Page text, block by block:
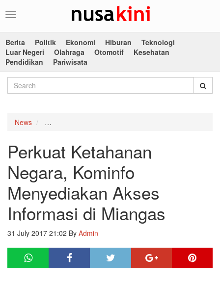
Toggle
Berita
Politik Ekonomi Hiburan
Teknologi
Luar Negeri
Olahraga Otomotif
Kesehatan
Pendidikan
Pariwisata
News
Perkuat Ketahanan
Negara, Kominfo
Menyediakan Akses
Informasi di Miangas
31 July 2017 21:02 By Admin